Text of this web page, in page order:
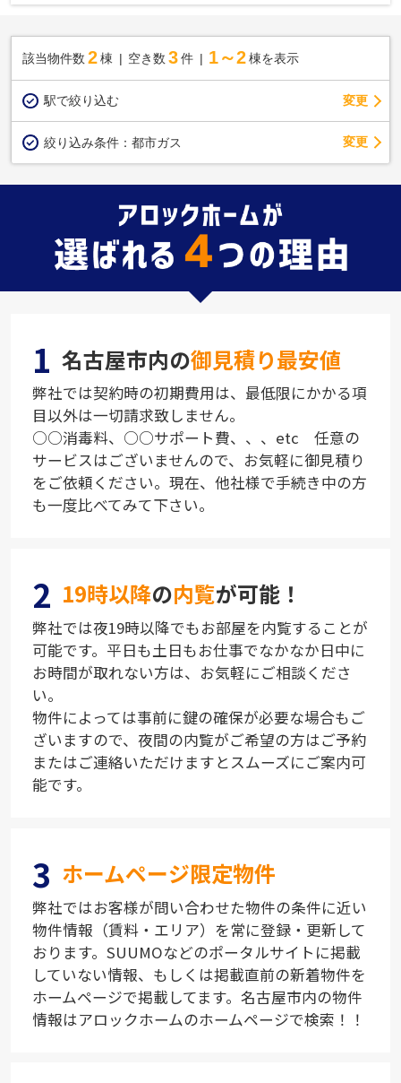
該当物件数 2棟 空き数 3 件 1～2 棟を表示
駅で絞り込む 変更
絞り込み条件： 都市ガス 変更
1 名古屋市内の御見積り最安値
弊社では契約時の初期費用は、最低限にかかる項
目以外は一切請求致しません。
○○消毒料、○○サポート費、、、etc 任意の
サービスはございませんので、お気軽に御見積り
をご依頼ください。現在、他社様で手続き中の方
も一度比べてみて下さい。
2 19時以降の内覧が可能！
弊社では夜19時以降でもお部屋を内覧することが
可能です。平日も土日もお仕事でなかなか日中に
お時間が取れない方は、お気軽にご相談くださ
い。
物件によっては事前に鍵の確保が必要な場合もご
ざいますので、夜間の内覧がご希望の方はご予約
またはご連絡いただけますとスムーズにご案内可
能です。
3 ホームページ限定物件
弊社ではお客様が問い合わせた物件の条件に近い
物件情報（賃料・エリア）を常に登録・更新して
おります。SUUMOなどのポータルサイトに掲載
していない情報、もしくは掲載直前の新着物件を
ホームページで掲載してます。名古屋市内の物件
情報はアロックホームのホームページで検索！！